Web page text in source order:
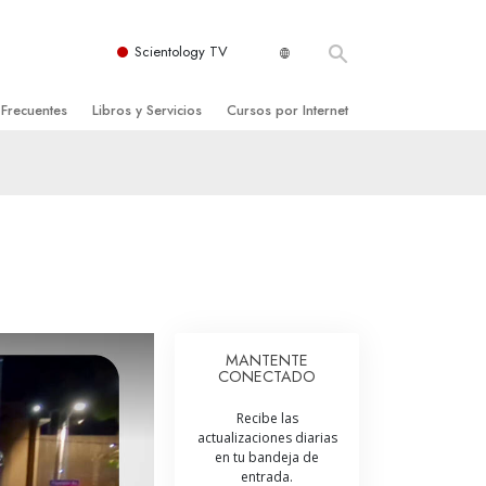
Scientology TV
Libros y Servicios
Iniciales
Cursos por Internet
Ayudas para Enfermedades y Lesiones
La Integridad y la Honestidad
El Matrimonio
La Escala Tonal Emocional
MANTENTE
CONECTADO
Recibe las
actualizaciones diarias
en tu bandeja de
entrada.